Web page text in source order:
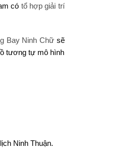
có tổ hợp giải trí
Bay Ninh Chữsẽ
tương tự mô hình
Ninh Thuận.